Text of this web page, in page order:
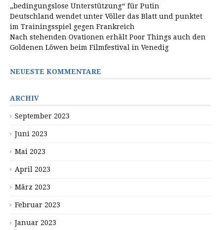
„bedingungslose Unterstützung“ für Putin
Deutschland wendet unter Völler das Blatt und punktet
im Trainingsspiel gegen Frankreich
Nach stehenden Ovationen erhält Poor Things auch den
Goldenen Löwen beim Filmfestival in Venedig
NEUESTE KOMMENTARE
ARCHIV
September 2023
Juni 2023
Mai 2023
April 2023
März 2023
Februar 2023
Januar 2023